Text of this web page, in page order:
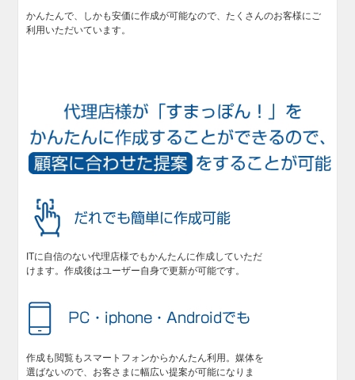
かんたんで、しかも安価に作成が可能なので、たくさんのお客様にご
利用いただいています。
ITに自信のない代理店様でもかんたんに作成していただ
けます。作成後はユーザー自身で更新が可能です。
作成も閲覧もスマートフォンからかんたん利用。媒体を
選ばないので、お客さまに幅広い提案が可能になりま